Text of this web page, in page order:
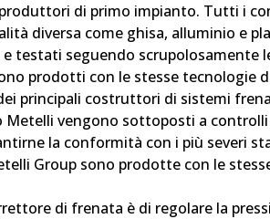
di primo impianto. Tutti i
diversa come ghisa, alluminio e
testati seguendo scrupolosamente
prodotti con le stesse tecnologie
principali costruttori di sistemi
vengono sottoposti a
la conformità con i più severi
Group sono prodotte con le
di frenata è di regolare la